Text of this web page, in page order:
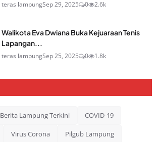
teras lampungSep 29, 2025 0 2.6k
Walikota Eva Dwiana Buka Kejuaraan Tenis
Lapangan...
teras lampungSep 25, 2025 0 1.8k
Berita Lampung Terkini COVID-19
Virus Corona Pilgub Lampung